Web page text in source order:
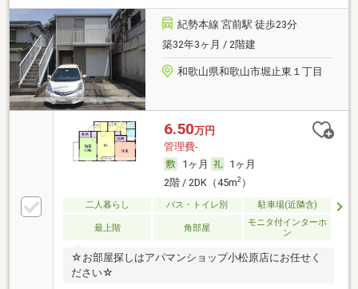
紀勢本線 宮前駅 徒歩23分
築32年3ヶ月 / 2階建
和歌山県和歌山市堀止東１丁目
6.50万円
管理費-
1ヶ月
1ヶ月
2階 / 2DK（45m2）
二人暮らし バス・トイレ別 駐車場(近隣含)
最上階 角部屋
モニタ付インターホ
ン
☆お部屋探しはアパマンショップ小松原店にお任せく
ださい☆